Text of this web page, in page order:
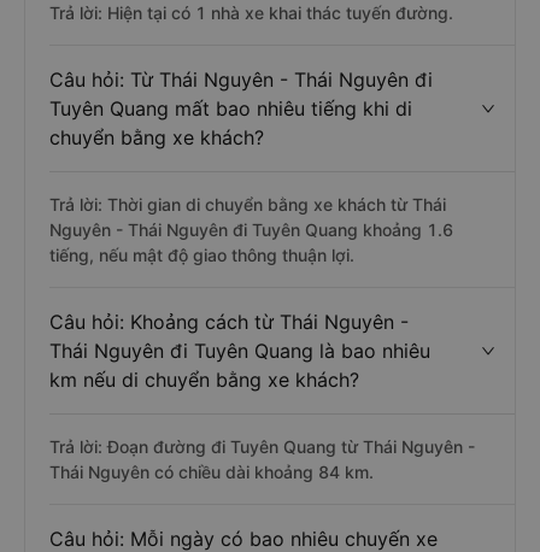
Trả lời: Hiện tại có 1 nhà xe khai thác tuyến đường.
Câu hỏi: Từ Thái Nguyên - Thái Nguyên đi
Tuyên Quang mất bao nhiêu tiếng khi di
chuyển bằng xe khách?
Trả lời: Thời gian di chuyển bằng xe khách từ Thái
Nguyên - Thái Nguyên đi Tuyên Quang khoảng 1.6
tiếng, nếu mật độ giao thông thuận lợi.
Câu hỏi: Khoảng cách từ Thái Nguyên -
Thái Nguyên đi Tuyên Quang là bao nhiêu
km nếu di chuyển bằng xe khách?
Trả lời: Đoạn đường đi Tuyên Quang từ Thái Nguyên -
Thái Nguyên có chiều dài khoảng 84 km.
Câu hỏi: Mỗi ngày có bao nhiêu chuyến xe